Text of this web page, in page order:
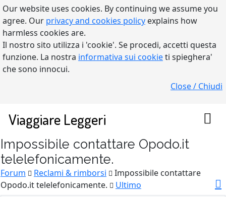
Our website uses cookies. By continuing we assume you
agree. Our privacy and cookies policy explains how
harmless cookies are.
Il nostro sito utilizza i 'cookie'. Se procedi, accetti questa
funzione. La nostra informativa sui cookieti spieghera'
che sono innocui.
Close / Chiudi
Viaggiare Leggeri
Impossibile contattare Opodo.it
telelefonicamente.
Forum Reclami & rimborsi
Impossibile contattare
Opodo.it telelefonicamente.
Ultimo